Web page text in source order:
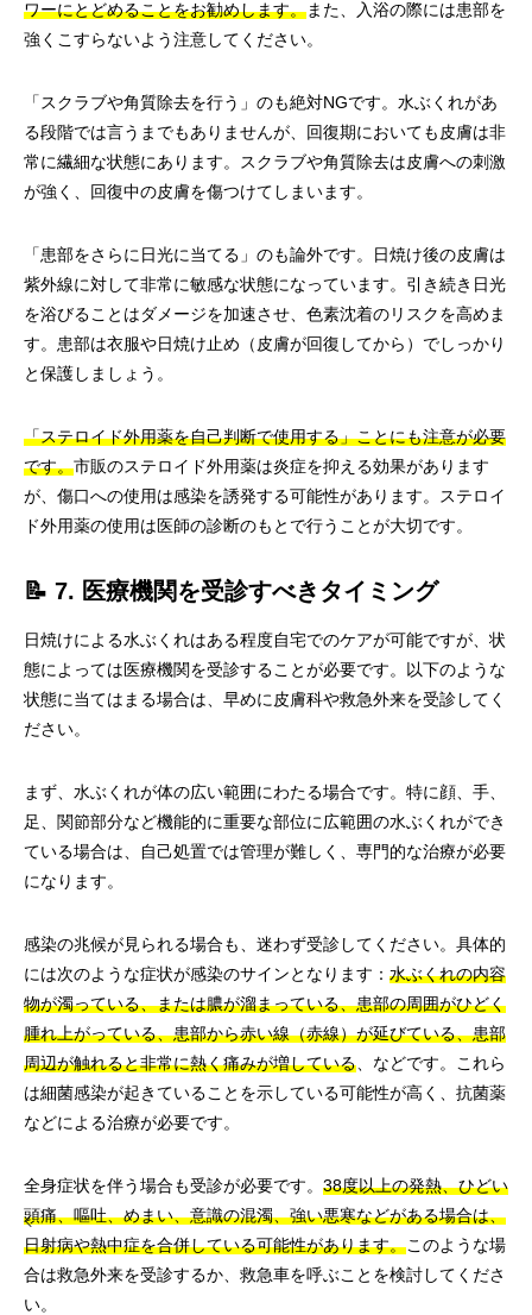
ワーにとどめることをお勧めします。また、入浴の際には患部を
強くこすらないよう注意してください。
「スクラブや角質除去を行う」のも絶対NGです。水ぶくれがあ
る段階では言うまでもありませんが、回復期においても皮膚は非
常に繊細な状態にあります。スクラブや角質除去は皮膚への刺激
が強く、回復中の皮膚を傷つけてしまいます。
「患部をさらに日光に当てる」のも論外です。日焼け後の皮膚は
紫外線に対して非常に敏感な状態になっています。引き続き日光
を浴びることはダメージを加速させ、色素沈着のリスクを高めま
す。患部は衣服や日焼け止め（皮膚が回復してから）でしっかり
と保護しましょう。
「ステロイド外用薬を自己判断で使用する」ことにも注意が必要
です。市販のステロイド外用薬は炎症を抑える効果があります
が、傷口への使用は感染を誘発する可能性があります。ステロイ
ド外用薬の使用は医師の診断のもとで行うことが大切です。
📝 7. 医療機関を受診すべきタイミング
日焼けによる水ぶくれはある程度自宅でのケアが可能ですが、状
態によっては医療機関を受診することが必要です。以下のような
状態に当てはまる場合は、早めに皮膚科や救急外来を受診してく
ださい。
まず、水ぶくれが体の広い範囲にわたる場合です。特に顔、手、
足、関節部分など機能的に重要な部位に広範囲の水ぶくれができ
ている場合は、自己処置では管理が難しく、専門的な治療が必要
になります。
感染の兆候が見られる場合も、迷わず受診してください。具体的
には次のような症状が感染のサインとなります： 水ぶくれの内容
物が濁っている、または膿が溜まっている、患部の周囲がひどく
腫れ上がっている、患部から赤い線（赤線）が延びている、患部
周辺が触れると非常に熱く痛みが増している 、などです。これら
は細菌感染が起きていることを示している可能性が高く、抗菌薬
などによる治療が必要です。
全身症状を伴う場合も受診が必要です。 38度以上の発熱、ひどい
頭痛、嘔吐、めまい、意識の混濁、強い悪寒などがある場合は、
日射病や熱中症を合併している可能性があります。このような場
合は救急外来を受診するか、救急車を呼ぶことを検討してくださ
い。